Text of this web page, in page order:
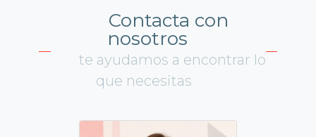
Contacta con
nosotros
te ayudamos a encontrar lo
que necesitas